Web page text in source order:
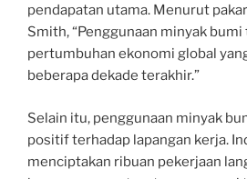
pendapatan utama. Menurut
Smith, “Penggunaan minyak
pertumbuhan ekonomi global
beberapa dekade terakhir.”
Selain itu, penggunaan minyak
positif terhadap lapangan kerja.
menciptakan ribuan pekerjaan